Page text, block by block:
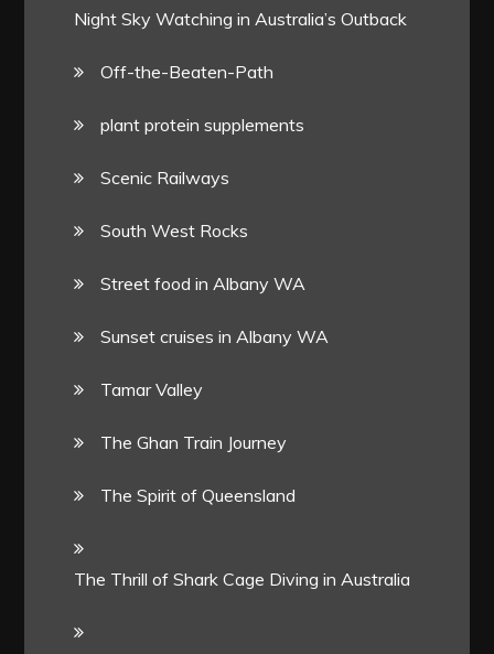
Night Sky Watching in Australia’s Outback
Off-the-Beaten-Path
plant protein supplements
Scenic Railways
South West Rocks
Street food in Albany WA
Sunset cruises in Albany WA
Tamar Valley
The Ghan Train Journey
The Spirit of Queensland
The Thrill of Shark Cage Diving in Australia